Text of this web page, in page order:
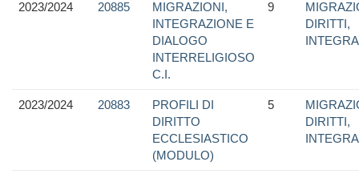
2023/2024 20885
MIGRAZIONI,
INTEGRAZIONE E
DIALOGO
INTERRELIGIOSO
C.I.
9
DIRITTI,
2023/2024 20883
PROFILI DI
DIRITTO
ECCLESIASTICO
(MODULO)
5
DIRITTI,